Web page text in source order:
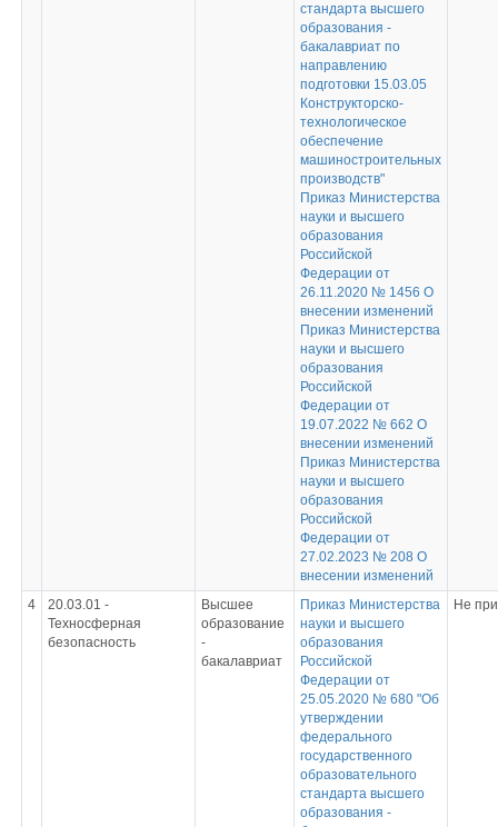
стандарта высшего
образования -
бакалавриат по
направлению
подготовки 15.03.05
Конструкторско-
технологическое
обеспечение
машиностроительных
производств"
Приказ Министерства
науки и высшего
образования
Российской
Федерации от
26.11.2020 № 1456 О
внесении изменений
Приказ Министерства
науки и высшего
образования
Российской
Федерации от
19.07.2022 № 662 О
внесении изменений
Приказ Министерства
науки и высшего
образования
Российской
Федерации от
27.02.2023 № 208 О
внесении изменений
4
20.03.01 -
Техносферная
безопасность
Высшее
образование
-
бакалавриат
Приказ Министерства
науки и высшего
образования
Российской
Федерации от
25.05.2020 № 680 "Об
утверждении
федерального
государственного
образовательного
стандарта высшего
образования -
Не